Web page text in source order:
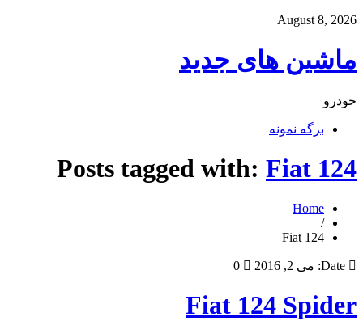
August 8, 2026
ماشین های جدید
خودرو
برگه نمونه
Posts tagged with: Fiat 124
Home
/
Fiat 124
Date: می 2, 2016 0
Fiat 124 Spider